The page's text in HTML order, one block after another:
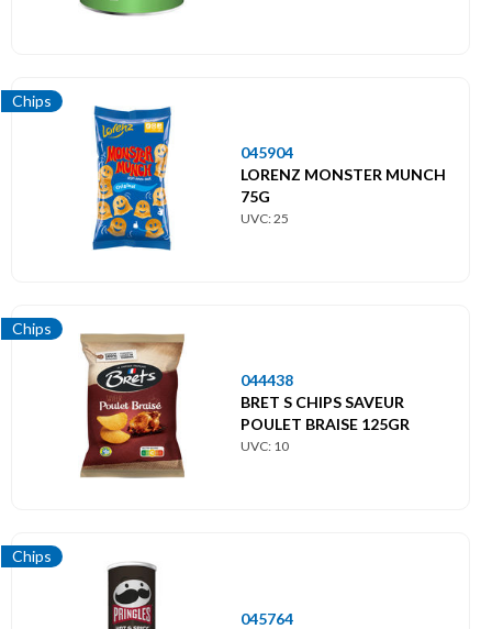
Chips
045904
LORENZ MONSTER MUNCH
75G
UVC: 25
Chips
044438
BRET S CHIPS SAVEUR
POULET BRAISE 125GR
UVC: 10
Chips
045764